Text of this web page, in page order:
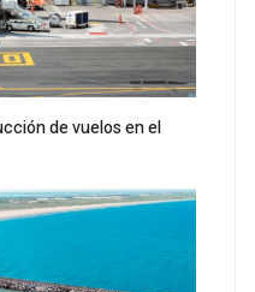
de vuelos en el